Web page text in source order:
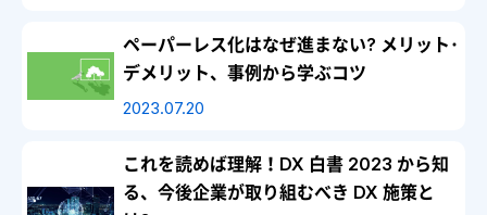
ペーパーレス化はなぜ進まない? メリット･
デメリット、事例から学ぶコツ
2023.07.20
これを読めば理解！DX 白書 2023 から知
る、今後企業が取り組むべき DX 施策と